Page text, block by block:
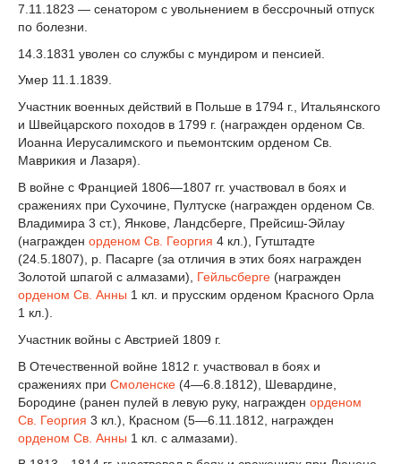
7.11.1823 — сенатором с увольнением в бессрочный отпуск
по болезни.
14.3.1831 уволен со службы с мундиром и пенсией.
Умер 11.1.1839.
Участник военных действий в Польше в 1794 г., Итальянского
и Швейцарского походов в 1799 г. (награжден орденом Св.
Иоанна Иерусалимского и пьемонтским орденом Св.
Маврикия и Лазаря).
В войне с Францией 1806—1807 гг. участвовал в боях и
сражениях при Сухочине, Пултуске (награжден орденом Св.
Владимира 3 ст.), Янкове, Ландсберге, Прейсиш-Эйлау
(награжден орденом Св. Георгия 4 кл.), Гутштадте
(24.5.1807), р. Пасарге (за отличия в этих боях награжден
Золотой шпагой с алмазами), Гейльсберге (награжден
орденом Св. Анны 1 кл. и прусским орденом Красного Орла
1 кл.).
Участник войны с Австрией 1809 г.
В Отечественной войне 1812 г. участвовал в боях и
сражениях при Смоленске (4—6.8.1812), Шевардине,
Бородине (ранен пулей в левую руку, награжден орденом
Св. Георгия 3 кл.), Красном (5—6.11.1812, награжден
орденом Св. Анны 1 кл. с алмазами).